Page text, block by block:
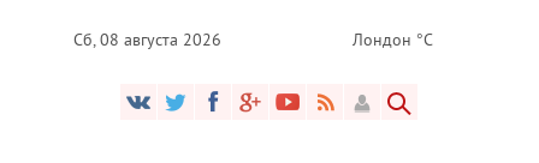
Сб, 08 августа 2026 Лондон °C